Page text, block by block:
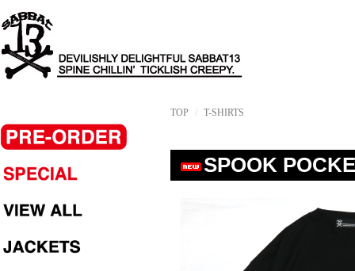
TOP T-SHIRTS
SPOOK